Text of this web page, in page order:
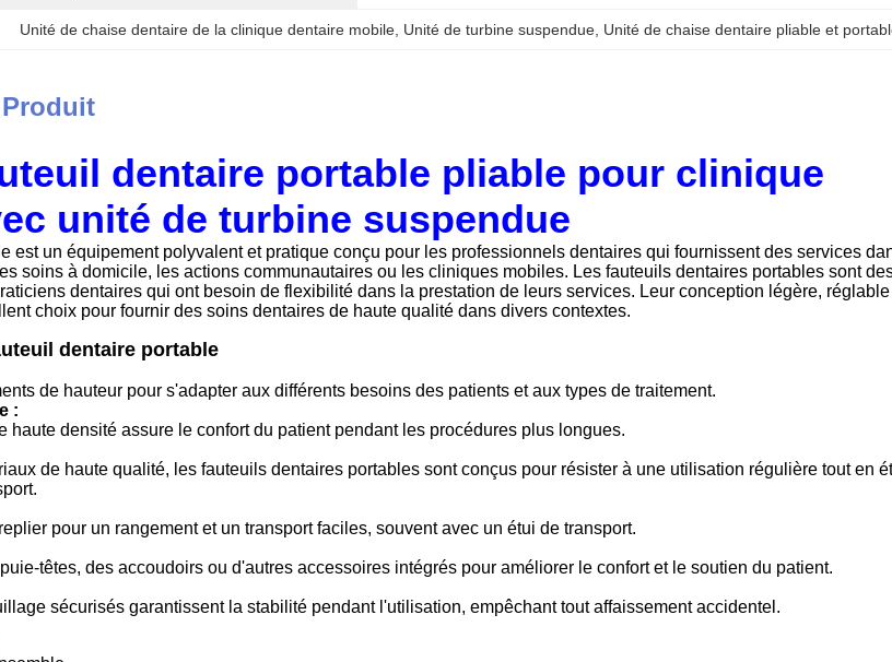
Unité de chaise dentaire de la clinique dentaire mobile Unité de turbine suspendue Unité de chaise dentaire pliable et
dentaire portable pliable pour clinique
unité de turbine suspendue
est un équipement polyvalent et pratique conçu pour les professionnels dentaires qui fournissent des services
soins à domicile, les actions communautaires ou les cliniques mobiles. Les fauteuils dentaires portables sont
dentaires qui ont besoin de flexibilité dans la prestation de leurs services. Leur conception légère,
choix pour fournir des soins dentaires de haute qualité dans divers contextes.
dentaire portable
de hauteur pour s'adapter aux différents besoins des patients et aux types de traitement.
:
haute densité assure le confort du patient pendant les procédures plus longues.
de haute qualité, les fauteuils dentaires portables sont conçus pour résister à une utilisation régulière tout en
pour un rangement et un transport faciles, souvent avec un étui de transport.
têtes, des accoudoirs ou d'autres accessoires intégrés pour améliorer le confort et le soutien du patient.
sécurisés garantissent la stabilité pendant l'utilisation, empêchant tout affaissement accidentel.